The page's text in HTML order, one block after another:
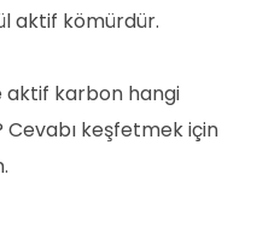
aktif kömürdür.
aktif karbon hangi
Cevabı keşfetmek için